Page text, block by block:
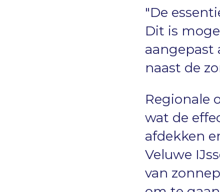
"De
Dit is
aangepast
naast de
Regionale
wat de
afdekken
Veluwe
van